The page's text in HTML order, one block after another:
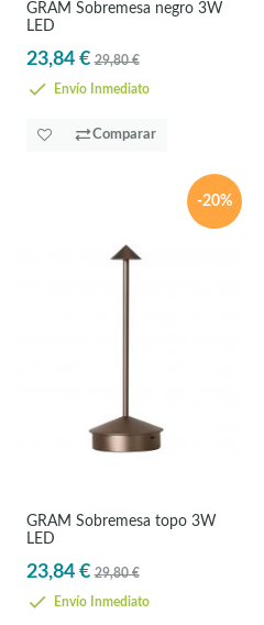
GRAM Sobremesa negro 3W
LED
23,84 € 29,80 €
Envío Inmediato
Comparar
-20%
GRAM Sobremesa topo 3W
LED
23,84 € 29,80 €
Envío Inmediato